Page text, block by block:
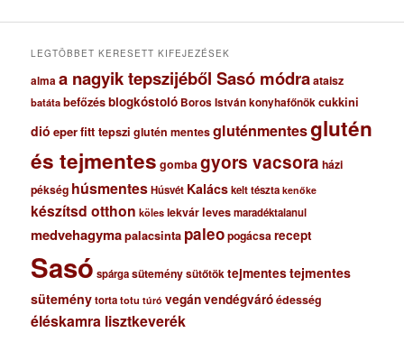
u
LEGTÖBBET KERESETT KIFEJEZÉSEK
almaa nagyik tepszijéből Sasó módraataisz
batáta befőzésblogkóstoló Boros István konyhafőnökcukkini
dió eperfitt tepszi glutén mentesgluténmentesglutén
és tejmentes gombagyors vacsora házi
pékség húsmentesHúsvét Kalácskelt tészta kenőke
készítsd otthon köles lekvárlevesmaradéktalanul
medvehagymapalacsinta paleopogácsarecept
Sasó spárgasüteménysütőtöktejmentestejmentes
süteménytorta totu túró vegánvendégváróédesség
éléskamra lisztkeverék